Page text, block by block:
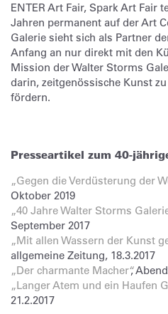
ENTER Art Fair, Spark Art Fair
Jahren permanent auf der Art
Galerie sieht sich als Partner
Anfang an nur direkt mit den
Mission der Walter Storms
darin, zeitgenössische Kunst
fördern.
Presseartikel zum 40-
„Gegen die Verdüsterung der
Oktober 2019
„40 Jahre Walter Storms
September 2017
„Mit allen Wassern der Kunst
allgemeine Zeitung, 18.3.2017
„Der charmante Macher“,
„Langer Atem und ein Haufen
21.2.2017